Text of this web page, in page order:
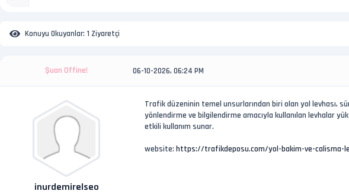
Konuyu Okuyanlar: 1 Ziyaretçi
Şuan Offine! 06-10-2026, 06:24 PM
inurdemirelseo
Trafik düzeninin temel unsurlarından biri olan yol levhası,
yönlendirme ve bilgilendirme amacıyla kullanılan levhalar
etkili kullanım sunar.
website: https://trafikdeposu.com/yol-bakim-ve-calisma-